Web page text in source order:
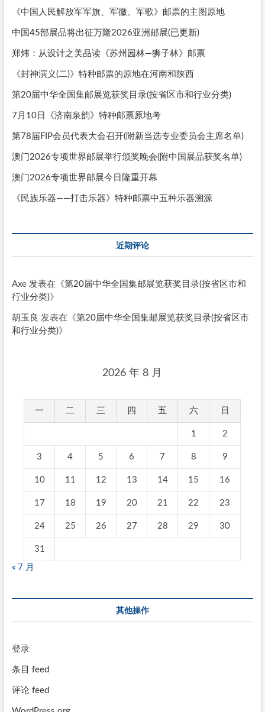
《中国人民解放军军旗、军徽、军歌》邮票的主图原地
中国45部展品将出征万隆2026亚洲邮展(已更新)
郑炜：从设计之美品读《苏州园林—狮子林》邮票
《封神演义(二)》特种邮票的原地在河南和陕西
第20届中华全国集邮展览获奖目录(按省区市和行业分类)
7月10日《济南泉韵》特种邮票原地考
第78届FIP会员代表大会召开(附新当选专业委员会主席名单)
澳门2026专项世界邮展举行颁奖晚会(附中国展品获奖名单)
澳门2026专项世界邮展今日隆重开幕
《民族乐器——打击乐器》特种邮票中五种乐器溯源
近期评论
Axe发表在《第20届中华全国集邮展览获奖目录(按省区市和
行业分类)》
胡玉良 发表在《第20届中华全国集邮展览获奖目录(按省区市
和行业分类)》
2026 年 8 月
一 二 三 四 五 六 日
1 2
3 4 5 6 7 8 9
10 11 12 13 14 15 16
17 18 19 20 21 22 23
24 25 26 27 28 29 30
31
« 7 月
其他操作
登录
条目 feed
评论 feed